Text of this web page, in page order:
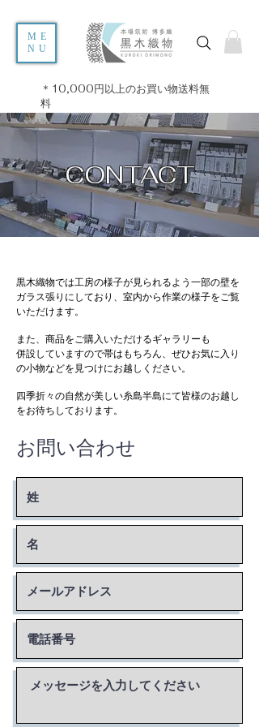
ME
NU
＊10,000円以上のお買い物送料無
料
CONTACT
​黒木織物では工房の様子が見られるよう一部の壁を
ガラス張りにしており、室内から作業の様子をご覧
いただけます。
また、商品をご購入いただけるギャラリーも
併設していますので帯はもちろん、ぜひお気に入り
の小物などを見つけにお越しください。
四季折々の自然が美しい糸島半島にて皆様のお越し
をお待ちしております。
お問い合わせ